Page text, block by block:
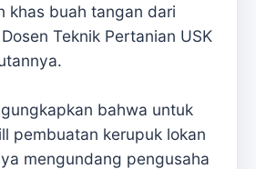
khas buah tangan dari
Teknik Pertanian USK
bahwa untuk
pembuatan kerupuk lokan
mengundang pengusaha